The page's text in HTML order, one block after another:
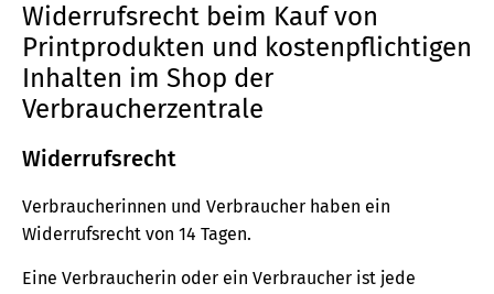
Elemente
Musterbrief (RTF)
E-Broschüre
Widerrufsrecht beim Kauf von
Printprodukten und kostenpflichtigen
Inhalten im Shop der
Verbraucherzentrale
Widerrufsrecht
Verbraucherinnen und Verbraucher haben ein
Widerrufsrecht von 14 Tagen.
Eine Verbraucherin oder ein Verbraucher ist jede